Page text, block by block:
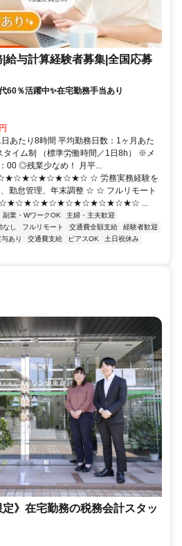
給与計算経験者募集|全国応募
60％活躍中✨在宅勤務手当あり
あたり8時間 平均勤務日数：1ヶ月あた
タイム制 （標準労働時間／1日8h） ※メ
00 ◎残業少なめ！ 月平...
☆ 労務実務経験を
勤怠管理、年末調整 ☆ ☆ フルリモート
★ ★☆★☆★☆★☆★☆★☆★☆★☆★☆ ...
副業・WワークOK
主婦・主夫歓迎
なし フルリモート 交通費全額支給
経験者歓迎
与あり 交通費支給 ピアスOK
土日祝休み
定》在宅勤務の税務会計スタッ